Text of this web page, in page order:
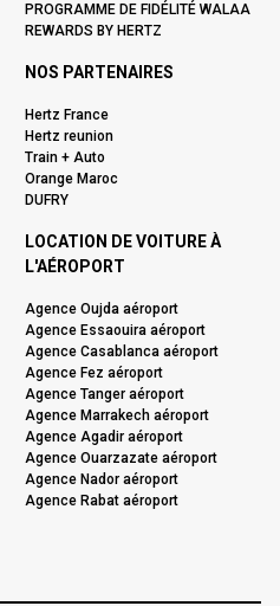
PROGRAMME DE FIDÉLITÉ WALAA
REWARDS BY HERTZ
NOS PARTENAIRES
Hertz France
Hertz reunion
Train + Auto
Orange Maroc
DUFRY
LOCATION DE VOITURE À
L'AÉROPORT
Agence Oujda aéroport
Agence Essaouira aéroport
Agence Casablanca aéroport
Agence Fez aéroport
Agence Tanger aéroport
Agence Marrakech aéroport
Agence Agadir aéroport
Agence Ouarzazate aéroport
Agence Nador aéroport
Agence Rabat aéroport